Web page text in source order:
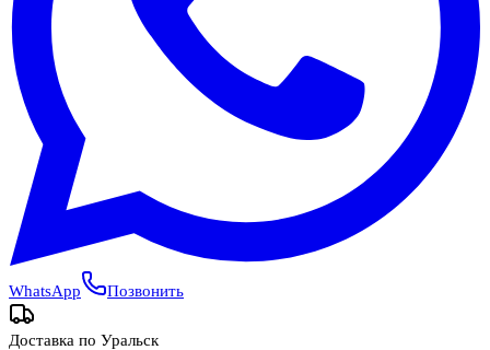
WhatsApp Позвонить
Доставка по Уральск